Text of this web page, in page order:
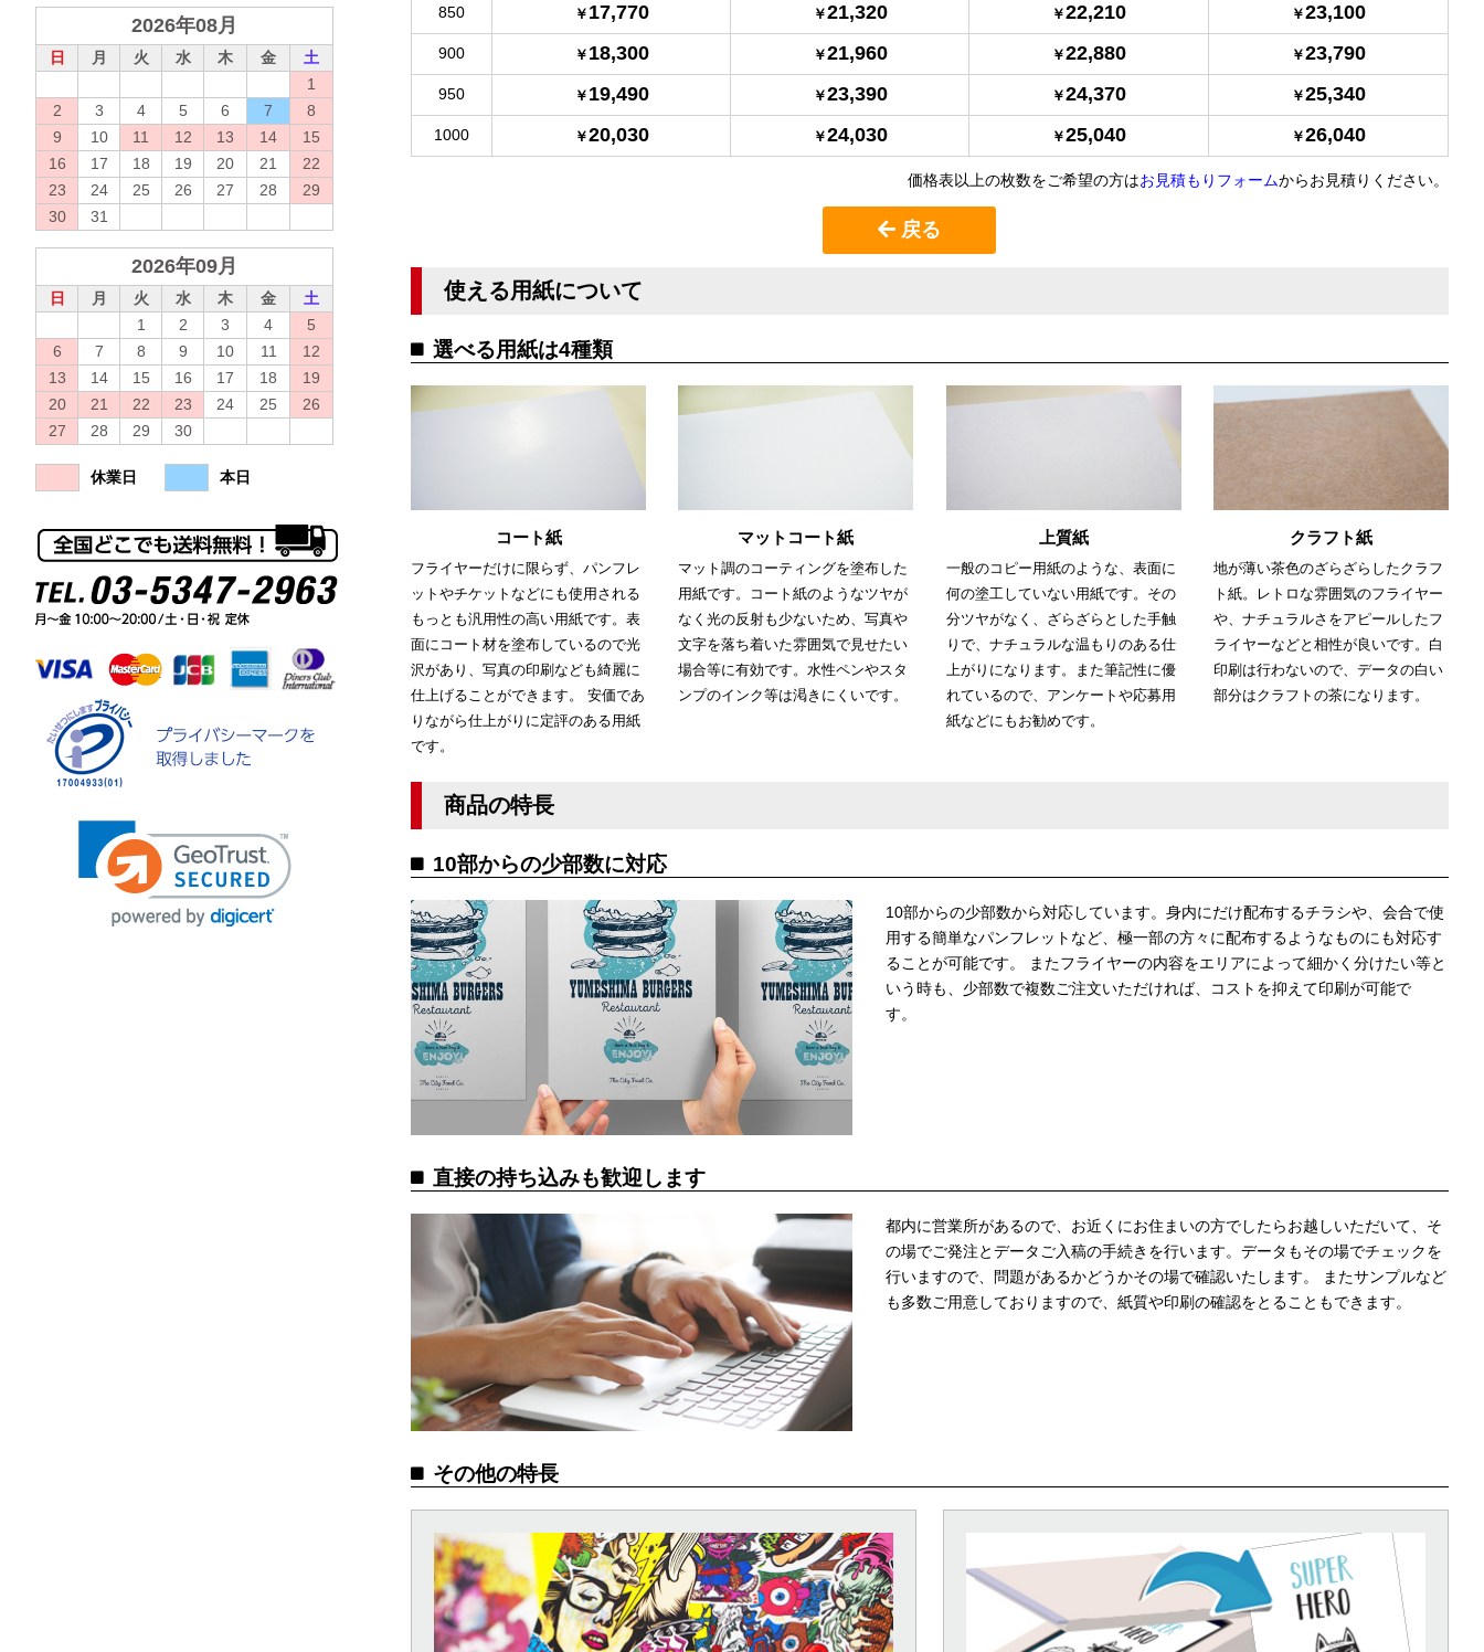
2026年08月
日 月 火 水 木 金
土
1
2
3 4 5 6 7
8
9
10 11 12 13 14
15
16
17 18 19 20 21
22
23
24 25 26 27 28
29
30
31
2026年09月
日 月 火 水 木 金
土
1
2 3 4
5
6
7 8 9 10 11
12
13
14 15 16 17 18
19
20
21 22 23 24 25
26
27
28 29 30
休業日 本日
850 17,770 21,320 22,210 23,100
900 18,300 21,960 22,880 23,790
950 19,490 23,390 24,370 25,340
1000 20,030 24,030 25,040 26,040
価格表以上の枚数をご希望の方はお見積もりフォームからお見積りください。
戻る
使える用紙について
選べる用紙は4種類
コート紙
フライヤーだけに限らず、パンフレ
ットやチケットなどにも使用される
もっとも汎用性の高い用紙です。表
面にコート材を塗布しているので光
沢があり、写真の印刷なども綺麗に
仕上げることができます。 安価であ
りながら仕上がりに定評のある用紙
です。
マットコート紙
マット調のコーティングを塗布した
用紙です。コート紙のようなツヤが
なく光の反射も少ないため、写真や
文字を落ち着いた雰囲気で見せたい
場合等に有効です。水性ペンやスタ
ンプのインク等は渇きにくいです。
上質紙
一般のコピー用紙のような、表面に
何の塗工していない用紙です。その
分ツヤがなく、ざらざらとした手触
りで、ナチュラルな温もりのある仕
上がりになります。また筆記性に優
れているので、アンケートや応募用
紙などにもお勧めです。
クラフト紙
地が薄い茶色のざらざらしたクラフ
ト紙。レトロな雰囲気のフライヤー
や、ナチュラルさをアピールしたフ
ライヤーなどと相性が良いです。白
印刷は行わないので、データの白い
部分はクラフトの茶になります。
商品の特長
10部からの少部数に対応
10部からの少部数から対応しています。身内にだけ配布するチラシや、会合で使
用する簡単なパンフレットなど、極一部の方々に配布するようなものにも対応す
ることが可能です。 またフライヤーの内容をエリアによって細かく分けたい等と
いう時も、少部数で複数ご注文いただければ、コストを抑えて印刷が可能で
す。
直接の持ち込みも歓迎します
都内に営業所があるので、お近くにお住まいの方でしたらお越しいただいて、そ
の場でご発注とデータご入稿の手続きを行います。データもその場でチェックを
行いますので、問題があるかどうかその場で確認いたします。 またサンプルなど
も多数ご用意しておりますので、紙質や印刷の確認をとることもできます。
その他の特長